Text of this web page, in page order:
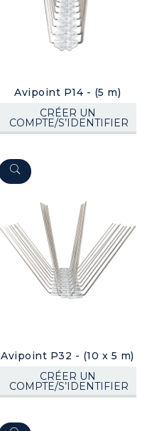
Avipoint P14 - (5 m)
CRÉER UN
COMPTE/S’IDENTIFIER
Avipoint P32 - (10 x 5 m)
CRÉER UN
COMPTE/S’IDENTIFIER